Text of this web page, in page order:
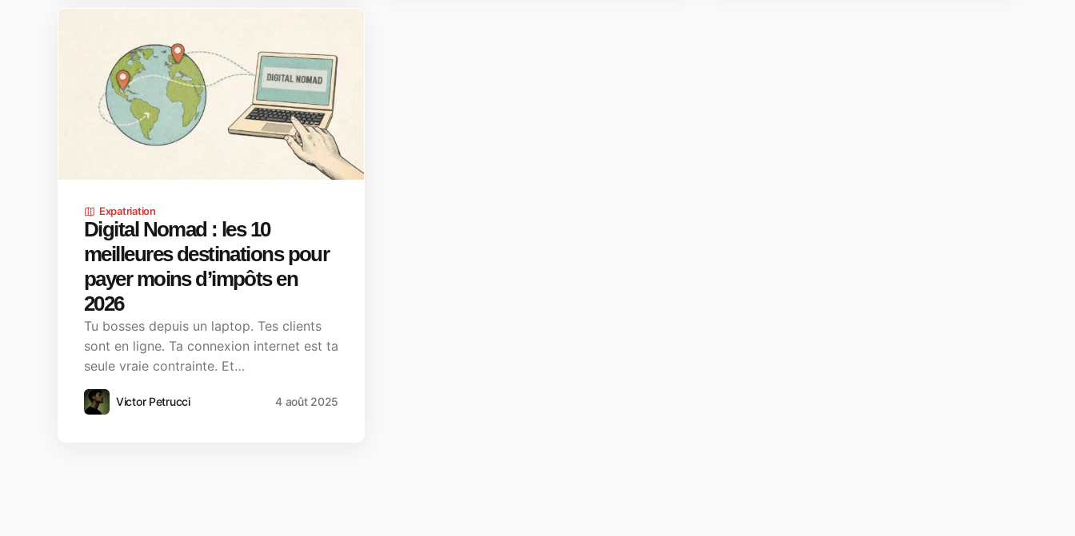
Expatriation
Digital Nomad : les 10
meilleures destinations pour
payer moins d’impôts en
2026
Tu bosses depuis un laptop. Tes clients
sont en ligne. Ta connexion internet est ta
seule vraie contrainte. Et…
Victor Petrucci 4 août 2025